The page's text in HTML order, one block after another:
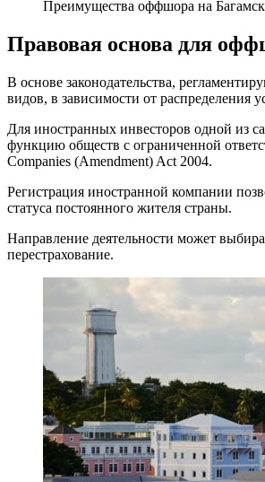
Преимущества оффшора на
Правовая основа для
В основе законодательства,
видов, в зависимости от распределения
Для иностранных инвесторов одной из
функцию обществ с ограниченной
Companies (Amendment) Act 2004.
Регистрация иностранной компании
статуса постоянного жителя страны.
Направление деятельности может
перестрахование.